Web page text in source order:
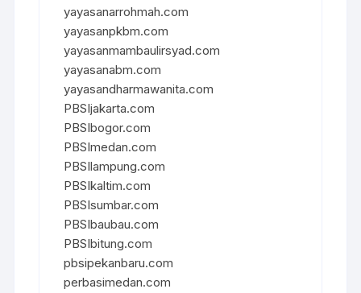
yayasanarrohmah.com
yayasanpkbm.com
yayasanmambaulirsyad.com
yayasanabm.com
yayasandharmawanita.com
PBSIjakarta.com
PBSIbogor.com
PBSImedan.com
PBSIlampung.com
PBSIkaltim.com
PBSIsumbar.com
PBSIbaubau.com
PBSIbitung.com
pbsipekanbaru.com
perbasimedan.com